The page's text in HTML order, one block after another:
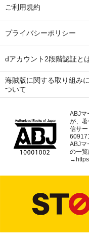
ご利用規約
プライバシーポリシー
dアカウント2段階認証と
海賊版に関する取り組みに
ついて
ABJマ
が、
信サ
ABJマ
の一
→